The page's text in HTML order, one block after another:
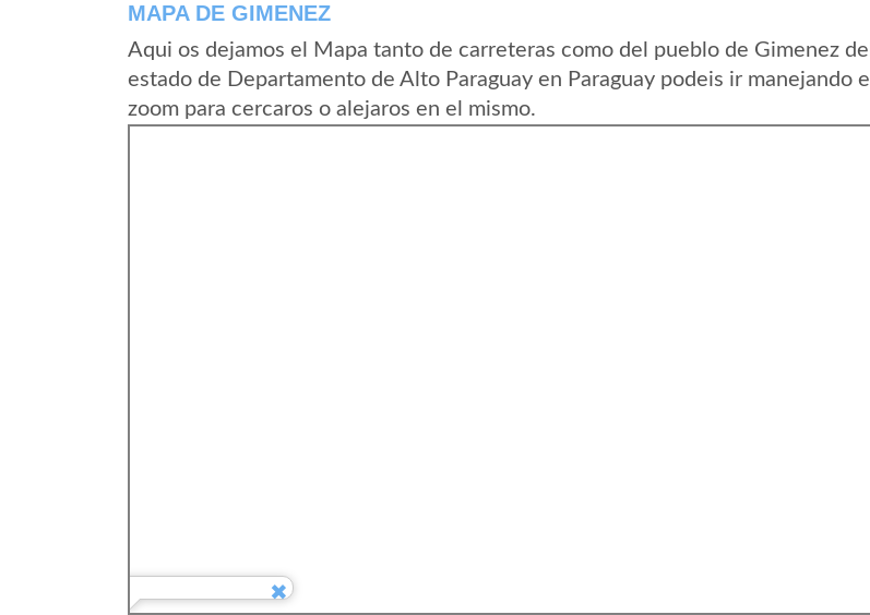
MAPA DE GIMENEZ
Aqui os dejamos el Mapa tanto de carreteras como del pueblo de Gimenez del
estado de Departamento de Alto Paraguay en Paraguay podeis ir manejando el
zoom para cercaros o alejaros en el mismo.